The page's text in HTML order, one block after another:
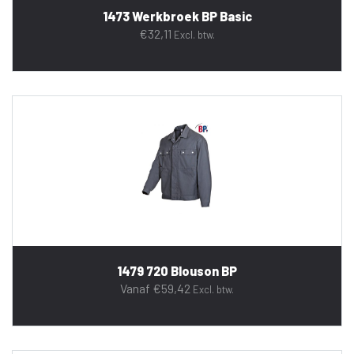
1473 Werkbroek BP Basic
€32,11 Excl. btw.
1479 720 Blouson BP
Vanaf €59,42 Excl. btw.